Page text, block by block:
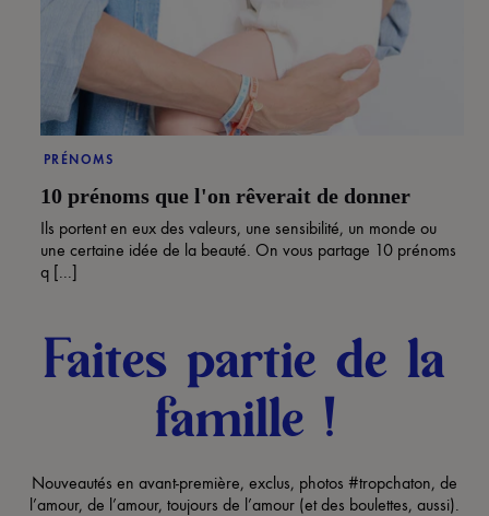
PRÉNOMS
10 prénoms que l'on rêverait de donner
Ils portent en eux des valeurs, une sensibilité, un monde ou
une certaine idée de la beauté. On vous partage 10 prénoms
q [...]
Faites partie de la
famille !
Nouveautés en avant-première, exclus, photos #tropchaton, de
l’amour, de l’amour, toujours de l’amour (et des boulettes, aussi).